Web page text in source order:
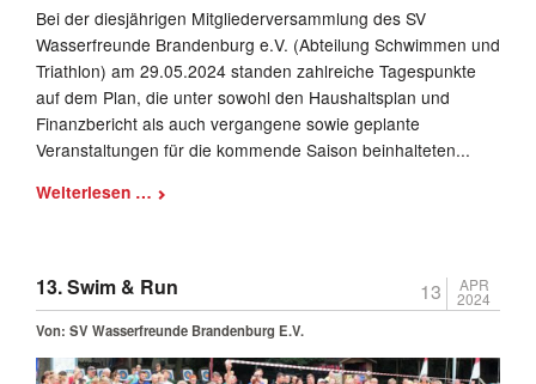
Bei der diesjährigen Mitgliederversammlung des SV
Wasserfreunde Brandenburg e.V. (Abteilung Schwimmen und
Triathlon) am 29.05.2024 standen zahlreiche Tagespunkte
auf dem Plan, die unter sowohl den Haushaltsplan und
Finanzbericht als auch vergangene sowie geplante
Veranstaltungen für die kommende Saison beinhalteten...
Weiterlesen …Feierliche
„Kinderschutz
im
13. Swim & Run 13 APR
2024
Von: SV Wasserfreunde Brandenburg E.V.